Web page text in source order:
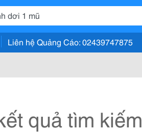
Liên hệ Quảng Cáo: 02439747875
quả tìm kiếm